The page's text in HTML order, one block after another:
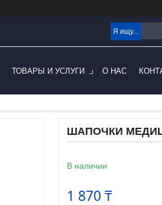
ТОВАРЫ И УСЛУГИ О НАС
ШАПОЧКИ
В наличии
1 870 ₸